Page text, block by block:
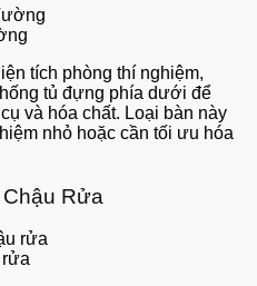
tích phòng thí nghiệm,
tủ đựng phía dưới để
và hóa chất. Loại bàn này
nhỏ hoặc cần tối ưu hóa
Rửa
rửa